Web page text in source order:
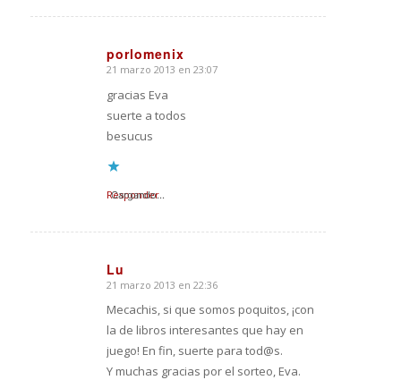
porlomenix
Dice:
21 marzo 2013 en 23:07
gracias Eva
suerte a todos
besucus
Cargando...
Responder
Lu
Dice:
21 marzo 2013 en 22:36
Mecachis, si que somos poquitos, ¡con
la de libros interesantes que hay en
juego! En fin, suerte para tod@s.
Y muchas gracias por el sorteo, Eva.